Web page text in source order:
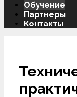
Обучение
Партнеры
Контакты